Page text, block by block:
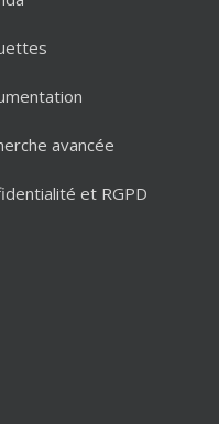
avancée
et RGPD